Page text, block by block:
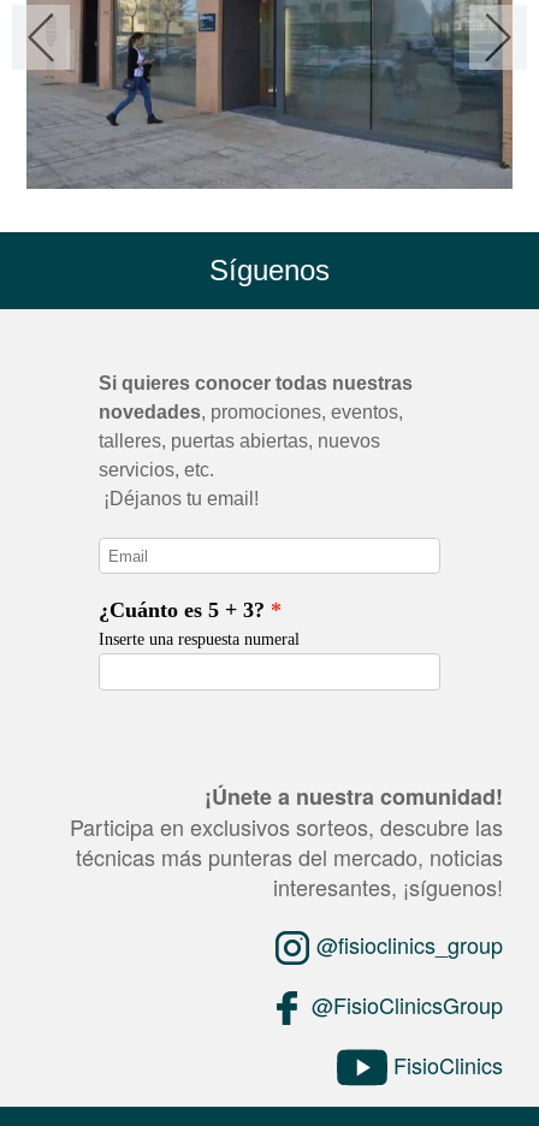
Síguenos
¡Únete a nuestra comunidad!
Participa en exclusivos sorteos, descubre las
técnicas más punteras del mercado, noticias
interesantes, ¡síguenos!
@fisioclinics_group
@FisioClinicsGroup
FisioClinics